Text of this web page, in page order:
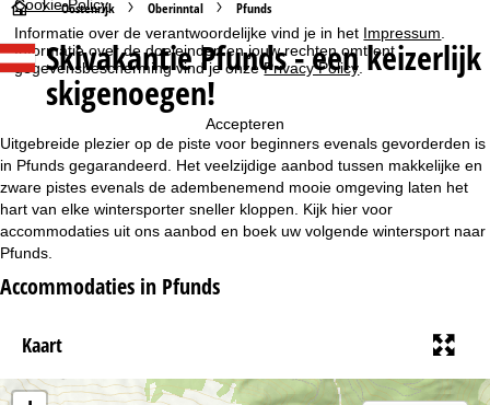
Cookie-Policy.
Informatie over de verantwoordelijke vind je in het Impressum
Informatie over de doeleinden en jouw rechten omtrent
gegevensbescherming vind je onzePrivacy Policy
Accepteren
S
t
r
t
p
Oostenrijk Oberinntal Pfunds
Skivakantie Pfunds - een keizerlijk
skigenoegen!
Uitgebreide plezier op de piste voor beginners evenals gevorderden is
in Pfunds gegarandeerd. Het veelzijdige aanbod tussen makkelijke en
zware pistes evenals de adembenemend mooie omgeving laten het
hart van elke wintersporter sneller kloppen. Kijk hier voor
accommodaties uit ons aanbod en boek uw volgende wintersport naar
Pfunds.
Accommodaties in Pfunds
Kaart